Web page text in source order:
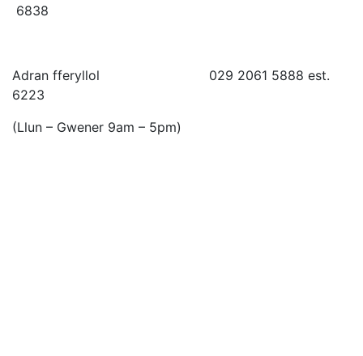
6838
Adran fferyllol 029 2061 5888 est.
6223
(Llun – Gwener 9am – 5pm)